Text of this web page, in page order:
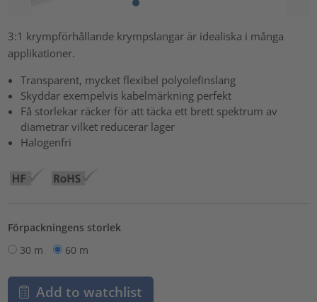
3:1 krympförhållande krympslangar är idealiska i många
applikationer.
Transparent, mycket flexibel polyolefinslang
Skyddar exempelvis kabelmärkning perfekt
Få storlekar räcker för att täcka ett brett spektrum av
diametrar vilket reducerar lager
Halogenfri
Förpackningens storlek
30 m
60 m
Add to watchlist